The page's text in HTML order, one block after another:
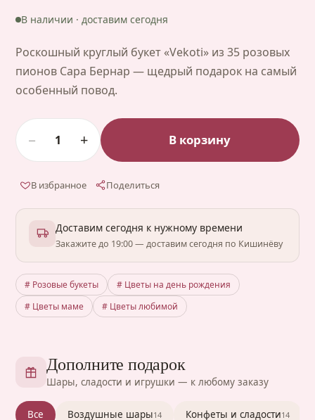
В наличии · доставим сегодня
Роскошный круглый букет «Vekoti» из 35 розовых
пионов Сара Бернар — щедрый подарок на самый
особенный повод.
− 1 + В корзину
В избранное Поделиться
Доставим сегодня к нужному времени
Закажите до 19:00 — доставим сегодня по Кишинёву
# Розовые букеты
# Цветы на день рождения
# Цветы маме
# Цветы любимой
Дополните подарок
Шары, сладости и игрушки — к любому заказу
Все Воздушные шары14 Конфеты и сладости14